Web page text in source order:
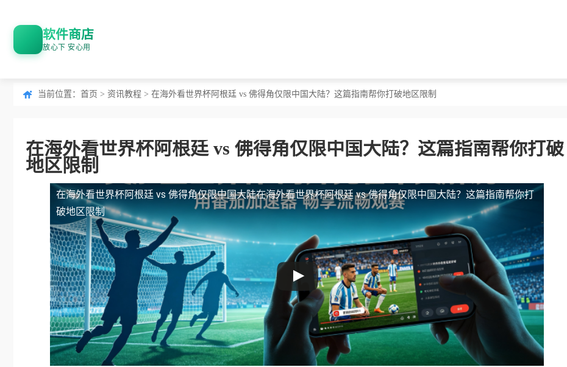
软件商店
放心下 安心用
当前位置： 首页 > 资讯教程 > 在海外看世界杯阿根廷 vs 佛得角仅限中国大陆？这篇指南帮你打破地区限制
在海外看世界杯阿根廷 vs 佛得角仅限中国大陆？这篇指南帮你打破
地区限制
在海外看世界杯阿根廷 vs 佛得角仅限中国大陆在海外看世界杯阿根廷 vs 佛得角仅限中国大陆？这篇指南帮你打
破地区限制